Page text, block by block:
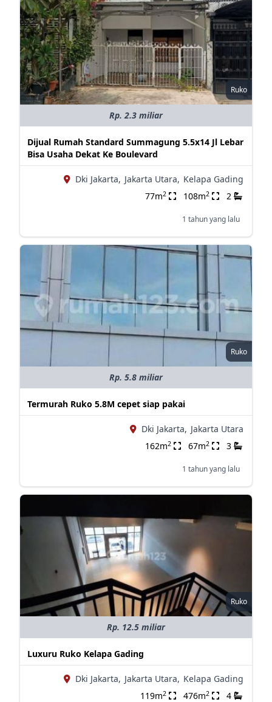
Ruko
Rp. 2.3 miliar
Dijual Rumah Standard Summagung 5.5x14 Jl Lebar
Bisa Usaha Dekat Ke Boulevard
Dki Jakarta, Jakarta Utara, Kelapa Gading
77m2 108m2 2
1 tahun yang lalu
Ruko
Rp. 5.8 miliar
Termurah Ruko 5.8M cepet siap pakai
Dki Jakarta, Jakarta Utara
162m2 67m2 3
1 tahun yang lalu
Ruko
Rp. 12.5 miliar
Luxuru Ruko Kelapa Gading
Dki Jakarta, Jakarta Utara, Kelapa Gading
119m2 476m2 4